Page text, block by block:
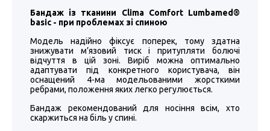
Бандаж із тканини Clima Comfort Lumbamed®
basic - при проблемах зі спиною
Модель надійно фіксує поперек, тому здатна
знижувати м’язовий тиск і притупляти болючі
відчуття в цій зоні. Виріб можна оптимально
адаптувати під конкретного користувача, він
оснащений 4-ма модельованими жорсткими
ребрами, положення яких легко регулюється.
Бандаж рекомендований для носіння всім, хто
скаржиться на біль у спині.